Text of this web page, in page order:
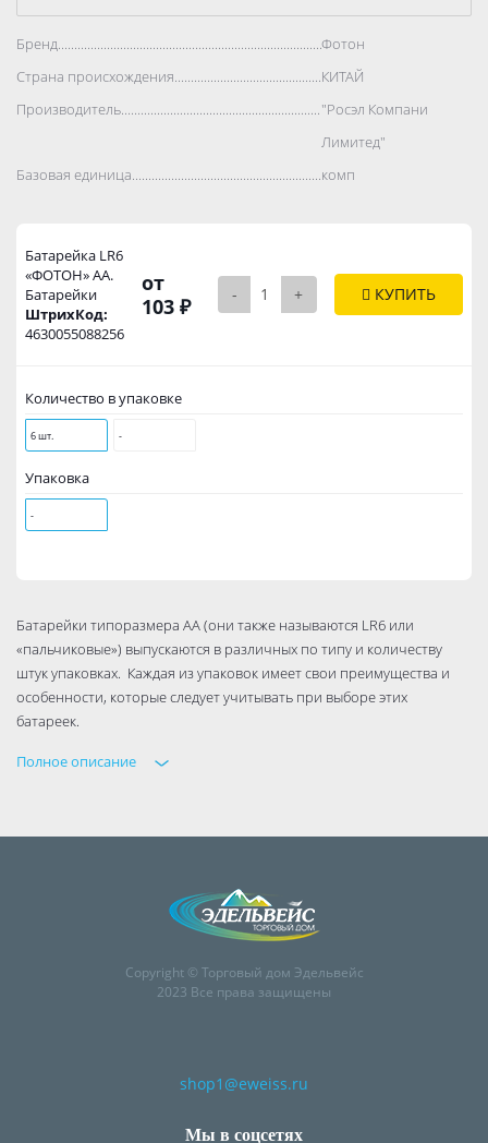
Бренд..................................................................................Фотон
Страна происхождения..................................................................................
КИТАЙ
Производитель..................................................................................
"Росэл Компани
Лимитед"
Базовая единица..................................................................................
комп
Батарейка LR6
«ФОТОН» АА.
Батарейки
ШтрихКод:
4630055088256
от
103 ₽
- + КУПИТЬ
Количество в упаковке
6 шт. -
Упаковка
-
Батарейки типоразмера АА (они также называются LR6 или
«пальчиковые») выпускаются в различных по типу и количеству
штук упаковках. Каждая из упаковок имеет свои преимущества и
особенности, которые следует учитывать при выборе этих
батареек.
Полное описание
Copyright © Торговый дом Эдельвейс
2023 Все права защищены
shop1@eweiss.ru
Мы в соцсетях